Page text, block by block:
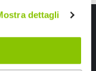
dettagli
Speedup
acquisto online!